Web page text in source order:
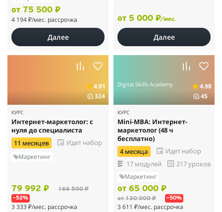
от 75 500 ₽
4 194 ₽/мес. рассрочка
Далее
от 5 000 ₽/мес.
Далее
4.91
324
КУРС
Интернет-маркетолог: с
нуля до специалиста
11 месяцев
Идет набор
Маркетинг
79 992 ₽ 166 500 ₽
–52%
3 333 ₽/мес. рассрочка
Digital Skills Academy
4.98
45
КУРС
Mini-MBA: Интернет-
маркетолог (48 ч
бесплатно)
4 месяца
Идет набор
17 модулей
217 уроков
Маркетинг
от 65 000 ₽
от 130 000 ₽ –50%
3 611 ₽/мес. рассрочка